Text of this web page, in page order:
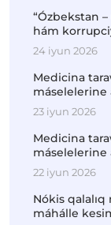
“Ózbekstan
hám
24 iyun 2026
Medicina
máselelerine
23 iyun 2026
Medicina
máselelerine
22 iyun 2026
Nókis
máhálle